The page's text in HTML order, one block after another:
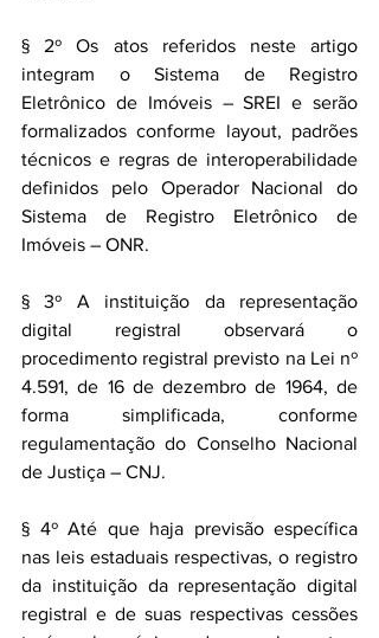
§ 2º Os atos referidos neste artigo
integram o Sistema de Registro
Eletrônico de Imóveis – SREI e serão
formalizados conforme layout, padrões
técnicos e regras de interoperabilidade
definidos pelo Operador Nacional do
Sistema de Registro Eletrônico de
Imóveis – ONR.
§ 3º A instituição da representação
digital registral observará o
procedimento registral previsto na Lei nº
4.591, de 16 de dezembro de 1964, de
forma simplificada, conforme
regulamentação do Conselho Nacional
de Justiça – CNJ.
§ 4º Até que haja previsão específica
nas leis estaduais respectivas, o registro
da instituição da representação digital
registral e de suas respectivas cessões